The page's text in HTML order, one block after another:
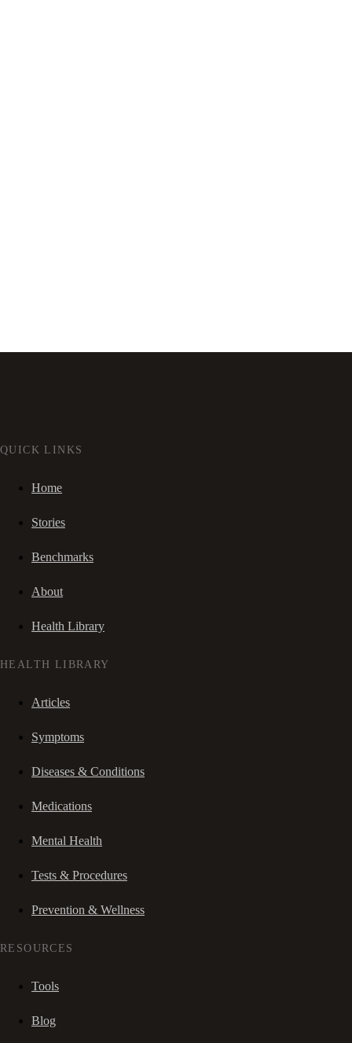
QUICK LINKS
Home
Stories
Benchmarks
About
Health Library
HEALTH LIBRARY
Articles
Symptoms
Diseases & Conditions
Medications
Mental Health
Tests & Procedures
Prevention & Wellness
RESOURCES
Tools
Blog